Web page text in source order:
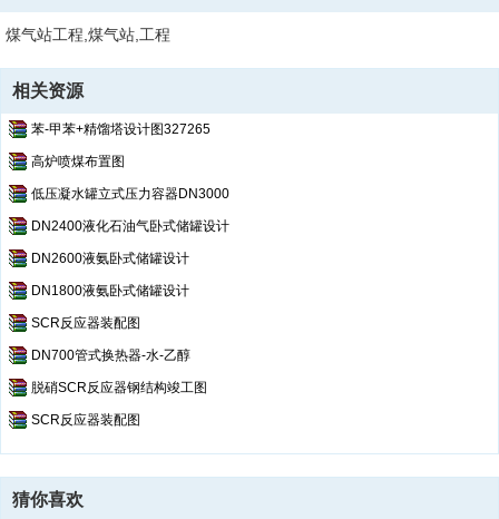
煤气站工程,煤气站,工程
相关资源
苯-甲苯+精馏塔设计图327265
高炉喷煤布置图
低压凝水罐立式压力容器DN3000
DN2400液化石油气卧式储罐设计
DN2600液氨卧式储罐设计
DN1800液氨卧式储罐设计
SCR反应器装配图
DN700管式换热器-水-乙醇
脱硝SCR反应器钢结构竣工图
SCR反应器装配图
猜你喜欢